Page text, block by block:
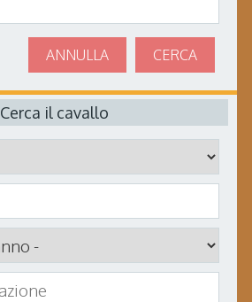
CERCA
ANNULLA
Cerca il cavallo